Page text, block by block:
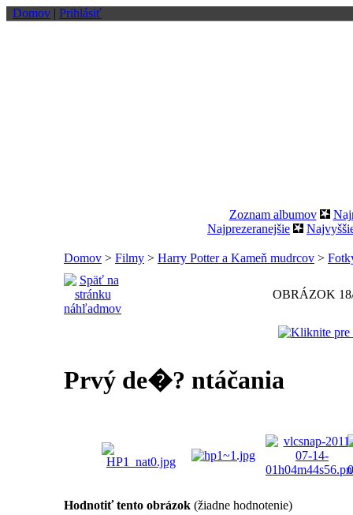
Domov | Prihlásiť
Zoznam albumov
Najprezeranejšie
Domov > Filmy > Harry Potter a Kameň mudrcov >
OBRÁZOK
Prvý de�? ntáčania
Hodnotiť tento obrázok (žiadne hodnotenie)